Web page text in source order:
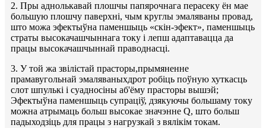
2. Пры аднолькавай плошчы папярочнага перасеку ён мае
большую плошчу паверхні, чым круглы эмаляваны провад,
што можа эфектыўна паменшыць «скін-эфект», паменшыць
страты высокачашчыннага току і лепш адаптавацца да
працы высокачашчыннай праводнасці.
3. У той жа звілістай прасторы,прымяненне
прамавугольнай эмаляваныхдрот робіць поўную хуткасць
слот шпулькі і суадносіны аб'ёму прасторы вышэй;
Эфектыўна паменшыць супраціў, дзякуючы большаму току
можна атрымаць больш высокае значэнне Q, што больш
падыходзіць для працы з нагрузкай з вялікім токам.